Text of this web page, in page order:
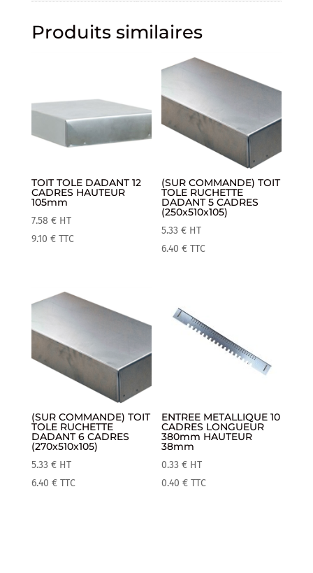
Produits similaires
TOIT TOLE DADANT 12
CADRES HAUTEUR
105mm
7.58 € HT
9.10 € TTC
(SUR COMMANDE) TOIT
TOLE RUCHETTE
DADANT 5 CADRES
(250x510x105)
5.33€ HT
6.40€ TTC
(SUR COMMANDE) TOIT
TOLE RUCHETTE
DADANT 6 CADRES
(270x510x105)
5.33 € HT
6.40 € TTC
ENTREE METALLIQUE 10
CADRES LONGUEUR
380mm HAUTEUR
38mm
0.33€ HT
0.40€ TTC